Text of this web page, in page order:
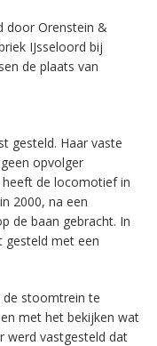
door Orenstein &
IJsseloord bij
de plaats van
gesteld. Haar vaste
opvolger
de locomotief in
2000, na een
de baan gebracht. In
gesteld met een
de stoomtrein te
met het bekijken wat
werd vastgesteld dat